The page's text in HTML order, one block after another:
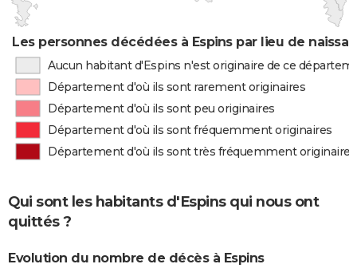
Les personnes décédées à Espins par lieu de
Aucun habitant d'Espins n'est originaire de ce
Département d'où ils sont rarement originaires
Département d'où ils sont peu originaires
Département d'où ils sont fréquemment originaires
Département d'où ils sont très fréquemment originaires
Qui sont les habitants d'Espins qui nous ont
quittés ?
Evolution du nombre de décès à Espins